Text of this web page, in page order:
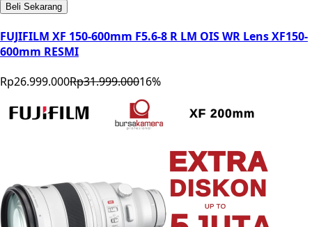
Beli Sekarang
FUJIFILM XF 150-600mm F5.6-8 R LM OIS WR Lens XF150-
600mm RESMI
Rp26.999.000Rp31.999.00016%